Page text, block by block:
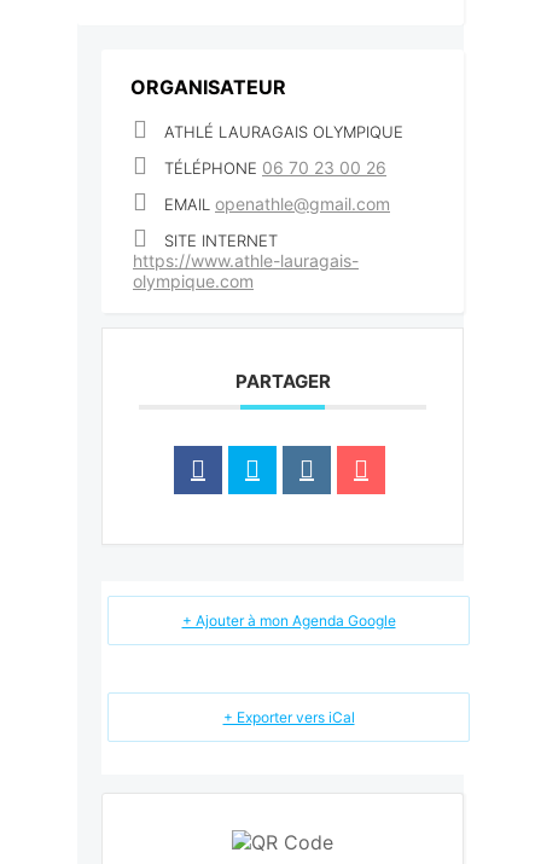
ORGANISATEUR
ATHLÉ LAURAGAIS OLYMPIQUE
TÉLÉPHONE 06 70 23 00 26
EMAIL openathle@gmail.com
SITE INTERNET
https://www.athle-lauragais-
olympique.com
PARTAGER
+ Ajouter à mon Agenda Google
+ Exporter vers iCal